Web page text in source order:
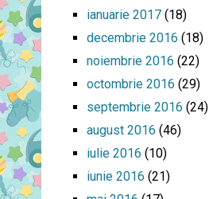
ianuarie 2017 (18)
decembrie 2016 (18)
noiembrie 2016 (22)
octombrie 2016 (29)
septembrie 2016 (24)
august 2016 (46)
iulie 2016 (10)
iunie 2016 (21)